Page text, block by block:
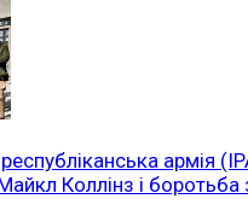
армія
Коллінз і боротьба